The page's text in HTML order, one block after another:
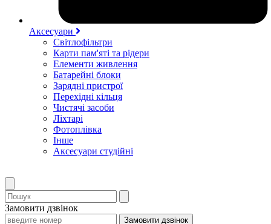
Аксесуари
Світлофільтри
Карти пам'яті та рідери
Елементи живлення
Батарейні блоки
Зарядні пристрої
Перехідні кільця
Чистячі засоби
Ліхтарі
Фотоплівка
Інше
Аксесуари студійні
Замовити дзвінок